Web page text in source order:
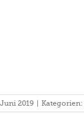
2019 Kategorien: